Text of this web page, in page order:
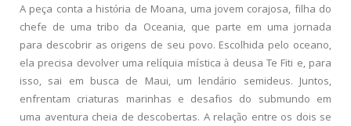
A peça conta a história de Moana, uma jovem corajosa, filha do
chefe de uma tribo da Oceania, que parte em uma jornada
para descobrir as origens de seu povo. Escolhida pelo oceano,
ela precisa devolver uma relíquia mística à deusa Te Fiti e, para
isso, sai em busca de Maui, um lendário semideus. Juntos,
enfrentam criaturas marinhas e desafios do submundo em
uma aventura cheia de descobertas. A relação entre os dois se